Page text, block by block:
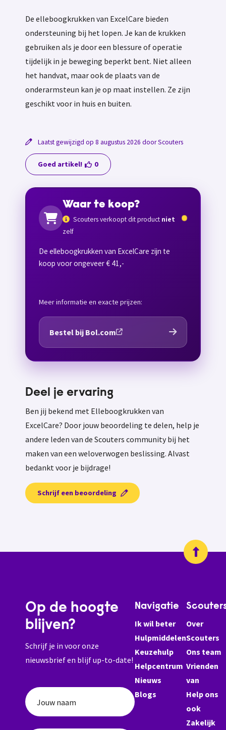
De elleboogkrukken van ExcelCare bieden
ondersteuning bij het lopen. Je kan de krukken
gebruiken als je door een blessure of operatie
tijdelijk in je beweging beperkt bent. Niet alleen
het handvat, maar ook de plaats van de
onderarmsteun kan je op maat instellen. Ze zijn
geschikt voor in huis en buiten.
Laatst gewijzigd op 8 augustus 2026 door Scouters
Goed artikel! 0
Waar te koop?
Scouters verkoopt dit product niet
zelf
De elleboogkrukken van ExcelCare zijn te
koop voor ongeveer € 41,-
Meer informatie en exacte prijzen:
Bestel bij Bol.com
Deel je ervaring
Ben jij bekend met Elleboogkrukken van
ExcelCare? Door jouw beoordeling te delen, help je
andere leden van de Scouters community bij het
maken van een weloverwogen beslissing. Alvast
bedankt voor je bijdrage!
Schrijf een beoordeling
Op de hoogte
blijven?
Schrijf je in voor onze
nieuwsbrief en blijf up-to-date!
Jouw naam
Navigatie
Ik wil beter
Hulpmiddelen
Keuzehulp
Helpcentrum
Nieuws
Blogs
Over
Scouters
Ons team
Vrienden
van
Help ons
ook
Zakelijk